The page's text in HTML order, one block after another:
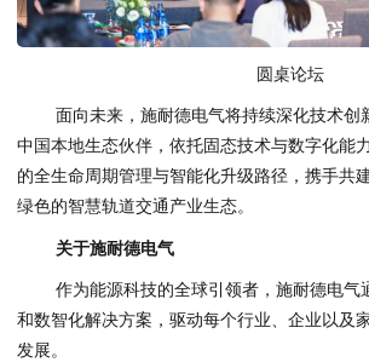
圆桌论坛
面向未来，施耐德电气将持续深化技术创
中国本地生态伙伴，依托固态技术与数字化能
的全生命周期管理与智能化升级路径，携手共
绿色的智慧轨道交通产业生态。
关于施耐德电气
作为能源科技的全球引领者，施耐德电气
和数智化解决方案，驱动每个行业、企业以及
发展。